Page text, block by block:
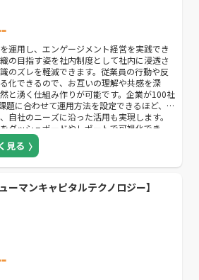
運用し、エンゲージメント経営を実践でき
の目指す姿を社内制度として社内に浸透さ
のズレを軽減できます。従業員の行動や反
化できるので、お互いの理解や共感を深
と湧く仕組み作りが可能です。企業が100社
題に合わせて運用方法を設定できるほど、カ
自社のニーズに沿った活用も実現します。
ダッシュボードやレポートで可視化でき、
担当が企業の現状に対してツールの使い方
ートしてくれるので、初めてシステムを導
見る
マンキャピタルテクノロジー】